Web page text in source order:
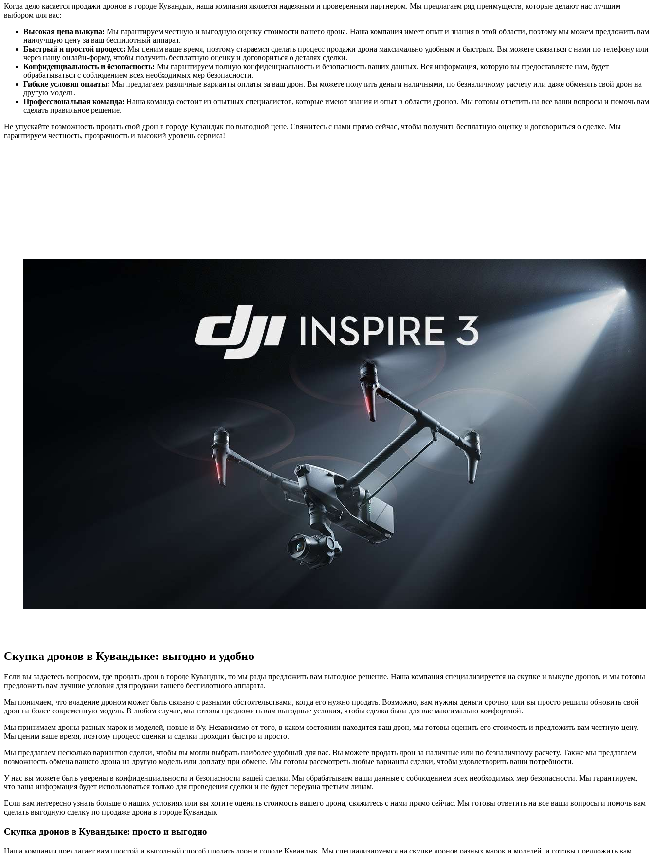
Когда дело касается продажи дронов в городе Кувандык, наша компания является надежным и проверенным партнером. Мы предлагаем ряд преимуществ, которые делают нас лучшим
выбором для вас:
Высокая цена выкупа: Мы гарантируем честную и выгодную оценку стоимости вашего дрона. Наша компания имеет опыт и знания в этой области, поэтому мы можем предложить вам
наилучшую цену за ваш беспилотный аппарат.
Быстрый и простой процесс: Мы ценим ваше время, поэтому стараемся сделать процесс продажи дрона максимально удобным и быстрым. Вы можете связаться с нами по телефону или
через нашу онлайн-форму, чтобы получить бесплатную оценку и договориться о деталях сделки.
Конфиденциальность и безопасность: Мы гарантируем полную конфиденциальность и безопасность ваших данных. Вся информация, которую вы предоставляете нам, будет
обрабатываться с соблюдением всех необходимых мер безопасности.
Гибкие условия оплаты: Мы предлагаем различные варианты оплаты за ваш дрон. Вы можете получить деньги наличными, по безналичному расчету или даже обменять свой дрон на
другую модель.
Профессиональная команда: Наша команда состоит из опытных специалистов, которые имеют знания и опыт в области дронов. Мы готовы ответить на все ваши вопросы и помочь вам
сделать правильное решение.
Не упускайте возможность продать свой дрон в городе Кувандык по выгодной цене. Свяжитесь с нами прямо сейчас, чтобы получить бесплатную оценку и договориться о сделке. Мы
гарантируем честность, прозрачность и высокий уровень сервиса!
Скупка дронов в Кувандыке: выгодно и удобно
Если вы задаетесь вопросом, где продать дрон в городе Кувандык, то мы рады предложить вам выгодное решение. Наша компания специализируется на скупке и выкупе дронов, и мы готовы
предложить вам лучшие условия для продажи вашего беспилотного аппарата.
Мы понимаем, что владение дроном может быть связано с разными обстоятельствами, когда его нужно продать. Возможно, вам нужны деньги срочно, или вы просто решили обновить свой
дрон на более современную модель. В любом случае, мы готовы предложить вам выгодные условия, чтобы сделка была для вас максимально комфортной.
Мы принимаем дроны разных марок и моделей, новые и б/у. Независимо от того, в каком состоянии находится ваш дрон, мы готовы оценить его стоимость и предложить вам честную цену.
Мы ценим ваше время, поэтому процесс оценки и сделки проходит быстро и просто.
Мы предлагаем несколько вариантов сделки, чтобы вы могли выбрать наиболее удобный для вас. Вы можете продать дрон за наличные или по безналичному расчету. Также мы предлагаем
возможность обмена вашего дрона на другую модель или доплату при обмене. Мы готовы рассмотреть любые варианты сделки, чтобы удовлетворить ваши потребности.
У нас вы можете быть уверены в конфиденциальности и безопасности вашей сделки. Мы обрабатываем ваши данные с соблюдением всех необходимых мер безопасности. Мы гарантируем,
что ваша информация будет использоваться только для проведения сделки и не будет передана третьим лицам.
Если вам интересно узнать больше о наших условиях или вы хотите оценить стоимость вашего дрона, свяжитесь с нами прямо сейчас. Мы готовы ответить на все ваши вопросы и помочь вам
сделать выгодную сделку по продаже дрона в городе Кувандык.
Скупка дронов в Кувандыке: просто и выгодно
Наша компания предлагает вам простой и выгодный способ продать дрон в городе Кувандык. Мы специализируемся на скупке дронов разных марок и моделей, и готовы предложить вам